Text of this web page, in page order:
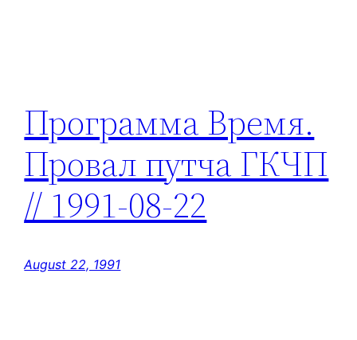
Программа Время.
Провал путча ГКЧП
// 1991-08-22
August 22, 1991